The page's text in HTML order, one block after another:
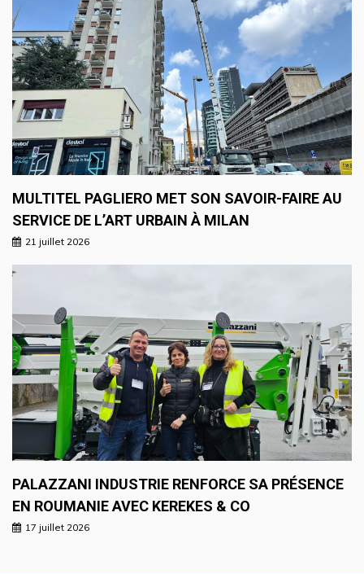
MULTITEL PAGLIERO MET SON SAVOIR-FAIRE AU
SERVICE DE L’ART URBAIN À MILAN
21 juillet 2026
PALAZZANI INDUSTRIE RENFORCE SA PRÉSENCE
EN ROUMANIE AVEC KEREKES & CO
17 juillet 2026